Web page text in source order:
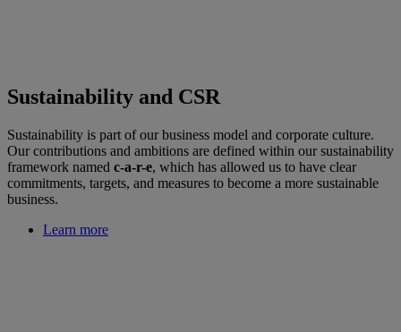
Sustainability and CSR
Sustainability is part of our business model and corporate culture.
Our contributions and ambitions are defined within our sustainability
framework named c-a-r-e, which has allowed us to have clear
commitments, targets, and measures to become a more sustainable
business.
Learn more